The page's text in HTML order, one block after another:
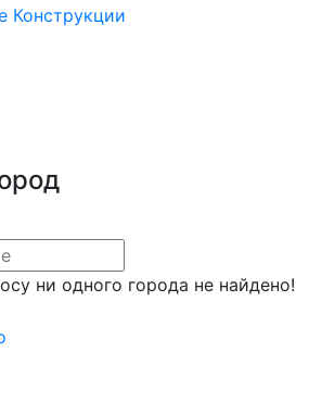
ни одного города не найдено!